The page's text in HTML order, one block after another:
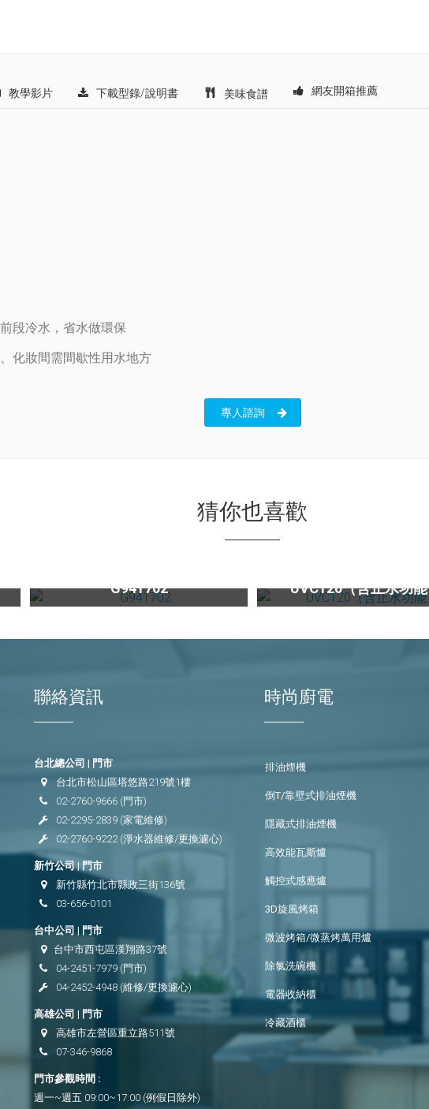
教學影片 下載型錄/說明書 美味食譜 網友開箱推薦
段冷水，省水做環保
化妝間需間歇性用水地方
專人諮詢
猜你也喜歡
G941702 UVC120（含止水功
聯絡資訊
台北總公司 | 門市
台北市松山區塔悠路219號1樓
02-2760-9666(門市)
02-2295-2839(家電維修)
02-2760-9222(淨水器維修/更換濾心)
新竹公司 | 門市
新竹縣竹北市縣政三街136號
03-656-0101
台中公司 | 門市
台中市西屯區漢翔路37號
04-2451-7979(門市)
04-2452-4948(維修/更換濾心)
高雄公司 | 門市
高雄市左營區重立路511號
07-346-9868
門市參觀時間 :
週一~週五 09:00~17:00 (例假日除外)
時尚廚電
排油煙機
倒T/靠壁式排油煙機
隱藏式排油煙機
高效能瓦斯爐
觸控式感應爐
3D旋風烤箱
微波烤箱/微蒸烤萬用爐
除氯洗碗機
電器收納櫃
冷藏酒櫃